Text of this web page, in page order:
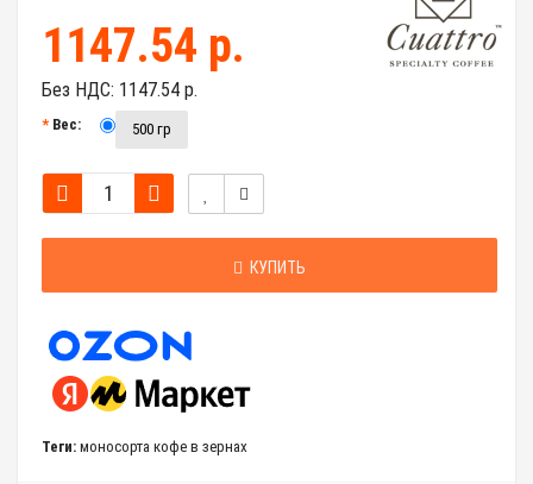
1147.54 р.
Без НДС: 1147.54 р.
Вес: 500 гр
КУПИТЬ
Теги: моносорта кофе в зернах